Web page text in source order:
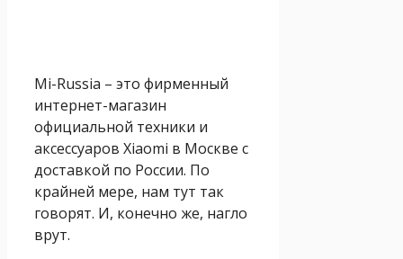
Mi-Russia – это фирменный
интернет-магазин
официальной техники и
аксессуаров Xiaomi в Москве с
доставкой по России. По
крайней мере, нам тут так
говорят. И, конечно же, нагло
врут.